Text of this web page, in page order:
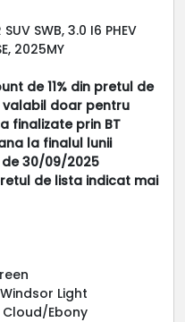
SUV SWB, 3.0 I6 PHEV
2025MY
de 11% din pretul de
valabil doar pentru
finalizate prin BT
la finalul lunii
30/09/2025
de lista indicat mai
Light
Ebony